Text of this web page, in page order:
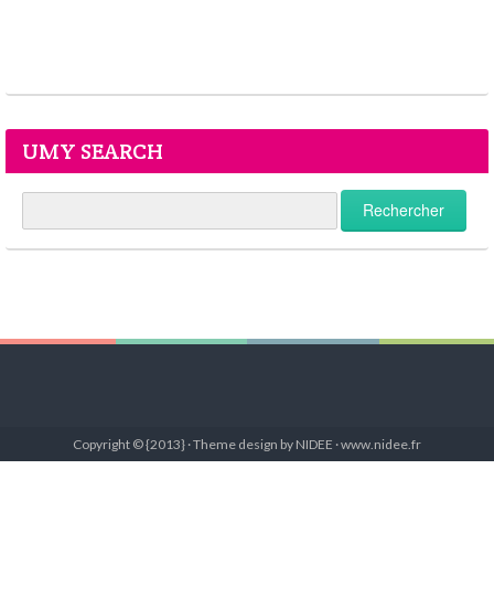
UMY SEARCH
Copyright © {2013} · Theme design by NIDEE · www.nidee.fr